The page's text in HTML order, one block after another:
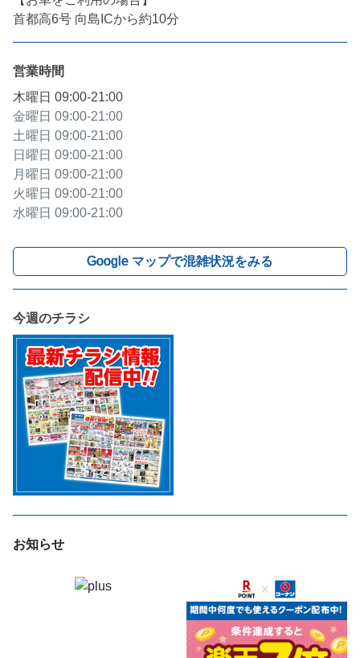
首都高6号 向島ICから約10分
営業時間
木曜日 09:00-21:00
金曜日 09:00-21:00
土曜日 09:00-21:00
日曜日 09:00-21:00
月曜日 09:00-21:00
火曜日 09:00-21:00
水曜日 09:00-21:00
Google マップで混雑状況をみる
今週のチラシ
お知らせ